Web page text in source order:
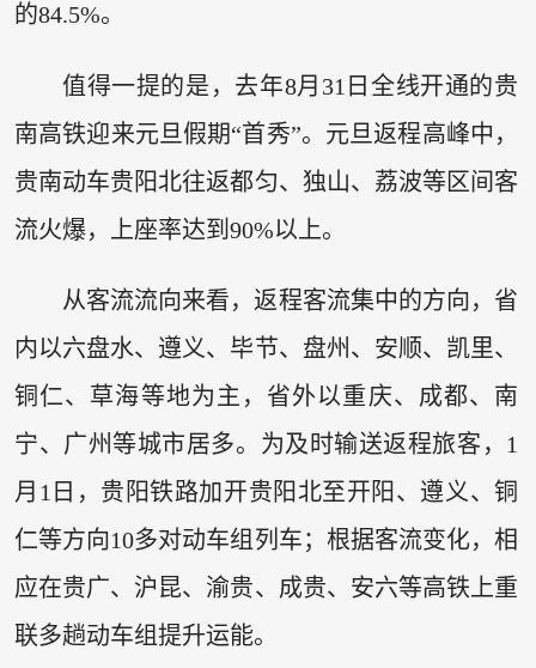
的84.5%。
值得一提的是，去年8月31日全线开通的贵
南高铁迎来元旦假期“首秀”。元旦返程高峰中，
贵南动车贵阳北往返都匀、独山、荔波等区间客
流火爆，上座率达到90%以上。
从客流流向来看，返程客流集中的方向，省
内以六盘水、遵义、毕节、盘州、安顺、凯里、
铜仁、草海等地为主，省外以重庆、成都、南
宁、广州等城市居多。为及时输送返程旅客，1
月1日，贵阳铁路加开贵阳北至开阳、遵义、铜
仁等方向10多对动车组列车；根据客流变化，相
应在贵广、沪昆、渝贵、成贵、安六等高铁上重
联多趟动车组提升运能。